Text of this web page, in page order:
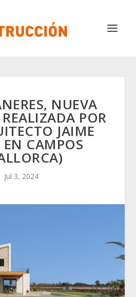
NUEVA
POR
JAIME
EN CAMPOS
Jul 3, 2024